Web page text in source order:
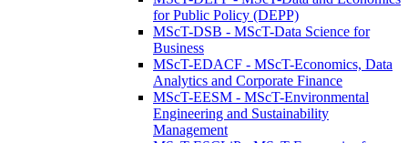
for Public Policy (DEPP)
MScT-DSB - MScT-Data Science for
Business
MScT-EDACF - MScT-Economics, Data
Analytics and Corporate Finance
MScT-EESM - MScT-Environmental
Engineering and Sustainability
Management